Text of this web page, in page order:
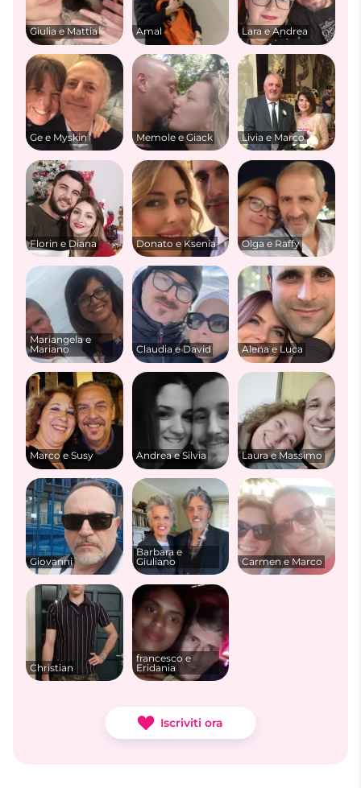
Giulia e Mattia Amal Lara e Andrea
Ge e Myskin Memole e Giack Livia e Marco
Florin e Diana Donato e Ksenia Olga e Raffy
Mariangela e
Mariano
Claudia e David Alena e Luca
Marco e Susy Andrea e Silvia Laura e Massimo
Giovanni
Barbara e
Giuliano
Carmen e Marco
Christian
francesco e
Eridania
Iscriviti ora